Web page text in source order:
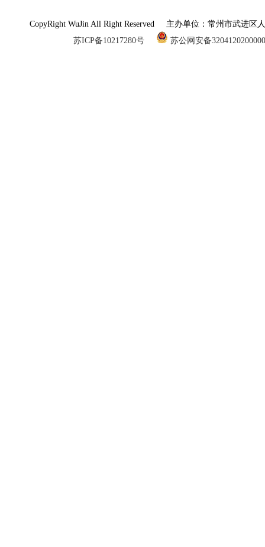
CopyRight WuJin All Right Reserved 主办单位：常州市武进
苏ICP备10217280号
苏公网安备